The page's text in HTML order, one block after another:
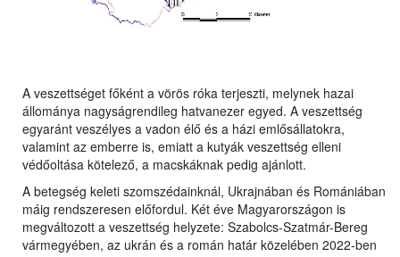
A veszettséget főként a vörös róka terjeszti, melynek hazai
állománya nagyságrendileg hatvanezer egyed. A veszettség
egyaránt veszélyes a vadon élő és a házi emlősállatokra,
valamint az emberre is, emiatt a kutyák veszettség elleni
védőoltása kötelező, a macskáknak pedig ajánlott.
A betegség keleti szomszédainknál, Ukrajnában és Romániában
máig rendszeresen előfordul. Két éve Magyarországon is
megváltozott a veszettség helyzete: Szabolcs-Szatmár-Bereg
vármegyében, az ukrán és a román határ közelében 2022-ben